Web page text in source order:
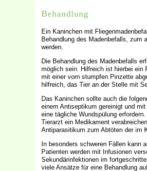
Behandlung
Ein Kaninchen mit
Behandlung des Madenbefalls, zum
werden.
Die Behandlung des Madenbefalls
möglich sein. Hilfreich ist hierbei ein
mit einer vorn stumpfen Pinzette
hilfreich, das Tier an der Stelle mit
Das Kaninchen sollte auch die
einem Antiseptikum gereinigt und
eine tägliche Wundspülung
Tierarzt ein Medikament
Antiparasitikum zum Abtöten der im
In besonders schweren Fällen kann
Patienten werden mit Infusionen
Sekundärinfektionen im
viele Ansätze für eine Behandlung